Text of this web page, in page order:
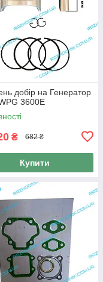
добір на Генератор
3600E
₴ 682 ₴
Купити